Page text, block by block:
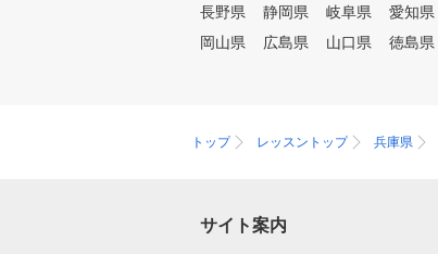
長野県
静岡県 岐阜県 愛知県
岡山県
広島県 山口県 徳島県
トップ レッスントップ 兵庫県
サイト案内